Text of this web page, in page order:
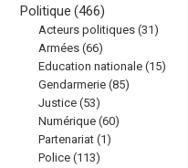
Politique (466)
Acteurs politiques (31)
Armées (66)
Education nationale (15)
Gendarmerie (85)
Justice (53)
Numérique (60)
Partenariat (1)
Police (113)